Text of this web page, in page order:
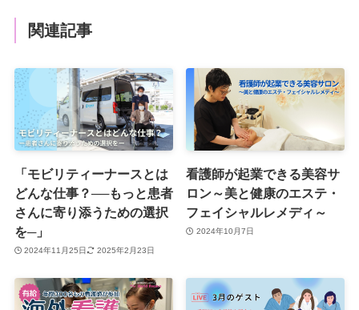
関連記事
「モビリティーナースとは
どんな仕事？──もっと患者
さんに寄り添うための選択
を─」
2024年11月25日 2025年2月23日
看護師が起業できる美容サ
ロン～美と健康のエステ・
フェイシャルレメディ～
2024年10月7日